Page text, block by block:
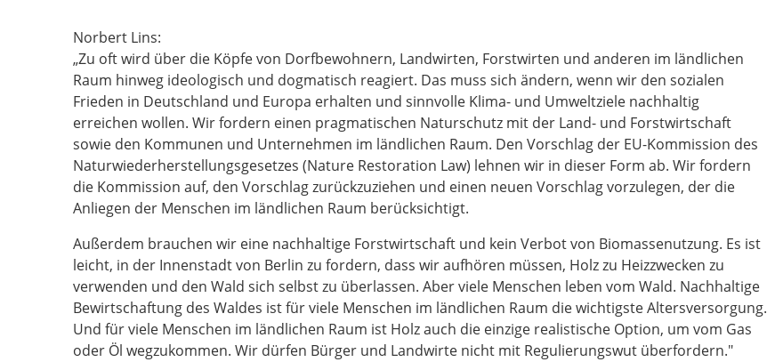
Norbert Lins:
„Zu oft wird über die Köpfe von Dorfbewohnern, Landwirten, Forstwirten und anderen im ländlichen
Raum hinweg ideologisch und dogmatisch reagiert. Das muss sich ändern, wenn wir den sozialen
Frieden in Deutschland und Europa erhalten und sinnvolle Klima- und Umweltziele nachhaltig
erreichen wollen. Wir fordern einen pragmatischen Naturschutz mit der Land- und Forstwirtschaft
sowie den Kommunen und Unternehmen im ländlichen Raum. Den Vorschlag der EU-Kommission des
Naturwiederherstellungsgesetzes (Nature Restoration Law) lehnen wir in dieser Form ab. Wir fordern
die Kommission auf, den Vorschlag zurückzuziehen und einen neuen Vorschlag vorzulegen, der die
Anliegen der Menschen im ländlichen Raum berücksichtigt.
Außerdem brauchen wir eine nachhaltige Forstwirtschaft und kein Verbot von Biomassenutzung. Es ist
leicht, in der Innenstadt von Berlin zu fordern, dass wir aufhören müssen, Holz zu Heizzwecken zu
verwenden und den Wald sich selbst zu überlassen. Aber viele Menschen leben vom Wald. Nachhaltige
Bewirtschaftung des Waldes ist für viele Menschen im ländlichen Raum die wichtigste Altersversorgung.
Und für viele Menschen im ländlichen Raum ist Holz auch die einzige realistische Option, um vom Gas
oder Öl wegzukommen. Wir dürfen Bürger und Landwirte nicht mit Regulierungswut überfordern."